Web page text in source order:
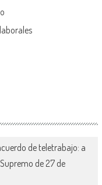
de teletrabajo: a
de 27 de